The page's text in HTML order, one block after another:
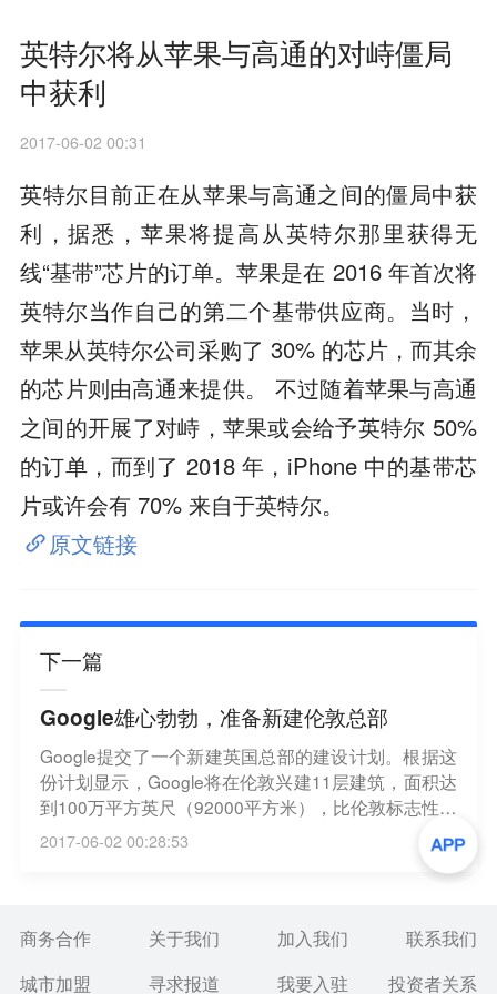
英特尔将从苹果与高通的对峙僵局
中获利
2017-06-02 00:31
英特尔目前正在从苹果与高通之间的僵局中获
利，据悉，苹果将提高从英特尔那里获得无
线“基带”芯片的订单。苹果是在 2016 年首次将
英特尔当作自己的第二个基带供应商。当时，
苹果从英特尔公司采购了 30% 的芯片，而其余
的芯片则由高通来提供。 不过随着苹果与高通
之间的开展了对峙，苹果或会给予英特尔 50%
的订单，而到了 2018 年，iPhone 中的基带芯
片或许会有 70% 来自于英特尔。
原文链接
下一篇
Google雄心勃勃，准备新建伦敦总部
Google提交了一个新建英国总部的建设计划。根据这
份计划显示，Google将在伦敦兴建11层建筑，面积达
到100万平方英尺（92000平方米），比伦敦标志性的
沙德堡的高度更长。据卫报称，该大楼将成为Google
全球园区的一部分，将容纳7000员工，在明年某个时
2017-06-02 00:28:53
商务合作 关于我们 加入我们
联系我们
城市加盟
寻求报道 我要入驻 投资者关系